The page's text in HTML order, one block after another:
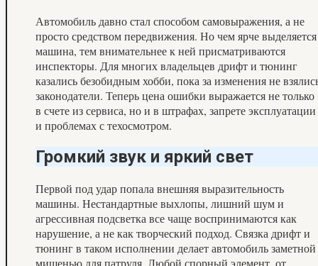
Автомобиль давно стал способом самовыражения, а не
просто средством передвижения. Но чем ярче выделяется
машина, тем внимательнее к ней присматриваются
инспекторы. Для многих владельцев дрифт и тюнинг
казались безобидным хобби, пока за изменения не
законодатели. Теперь цена ошибки выражается не только
в счете из сервиса, но и в штрафах, запрете эксплуатации
и проблемах с техосмотром.
Громкий звук и яркий свет
Первой под удар попала внешняя выразительность
машины. Нестандартные выхлопы, лишний шум и
агрессивная подсветка все чаще воспринимаются как
нарушение, а не как творческий подход. Связка дрифт и
тюнинг в таком исполнении делает автомобиль заметной
мишенью для патруля. Любой спорный элемент, от